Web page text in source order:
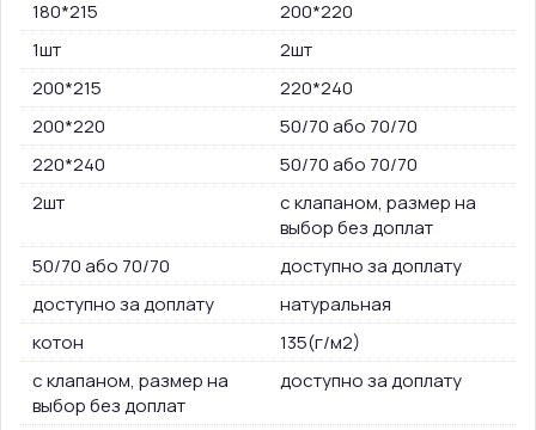
180*215
200*220
1шт
2шт
200*215
220*240
200*220
50/70 або 70/70
220*240
50/70 або 70/70
2шт
с клапаном, размер на
выбор без доплат
50/70 або 70/70
доступно за доплату
доступно за доплату
натуральная
котон
135(г/м2)
с клапаном, размер на
выбор без доплат
доступно за доплату